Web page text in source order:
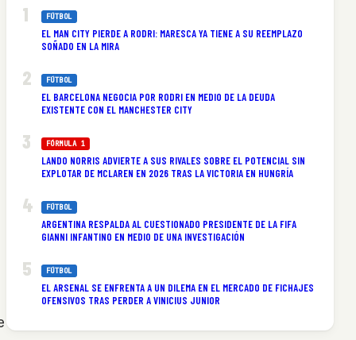
FÚTBOL
EL MAN CITY PIERDE A RODRI: MARESCA YA TIENE A SU REEMPLAZO
SOÑADO EN LA MIRA
FÚTBOL
EL BARCELONA NEGOCIA POR RODRI EN MEDIO DE LA DEUDA
EXISTENTE CON EL MANCHESTER CITY
FÓRMULA 1
LANDO NORRIS ADVIERTE A SUS RIVALES SOBRE EL POTENCIAL SIN
EXPLOTAR DE MCLAREN EN 2026 TRAS LA VICTORIA EN HUNGRÍA
FÚTBOL
ARGENTINA RESPALDA AL CUESTIONADO PRESIDENTE DE LA FIFA
GIANNI INFANTINO EN MEDIO DE UNA INVESTIGACIÓN
FÚTBOL
EL ARSENAL SE ENFRENTA A UN DILEMA EN EL MERCADO DE FICHAJES
OFENSIVOS TRAS PERDER A VINICIUS JUNIOR